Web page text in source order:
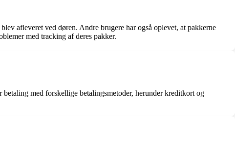
afleveret ved døren. Andre brugere har også oplevet, at pakkerne
med tracking af deres pakker.
med forskellige betalingsmetoder, herunder kreditkort og